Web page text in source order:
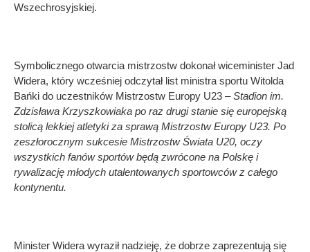
Wszechrosyjskiej.
Symbolicznego otwarcia mistrzostw dokonał wiceminister Jad
Widera, który wcześniej odczytał list ministra sportu Witolda
Bańki do uczestników Mistrzostw Europy U23 –Stadion im.
Zdzisława Krzyszkowiaka po raz drugi stanie się europejską
stolicą lekkiej atletyki za sprawą Mistrzostw Europy U23. Po
zeszłorocznym sukcesie Mistrzostw Świata U20, oczy
wszystkich fanów sportów będą zwrócone na Polskę i
rywalizację młodych utalentowanych sportowców z całego
kontynentu.
Minister Widera wyraził nadzieję, że dobrze zaprezentują się